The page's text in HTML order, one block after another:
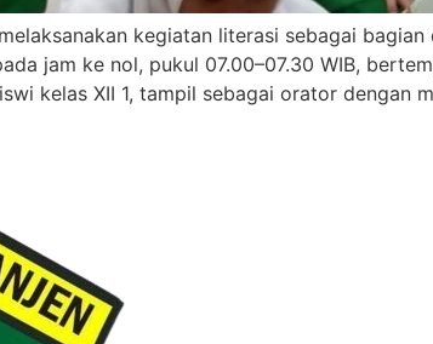
kegiatan literasi sebagai
jam ke nol, pukul 07.00–07.30 WIB,
kelas XII 1, tampil sebagai orator dengan